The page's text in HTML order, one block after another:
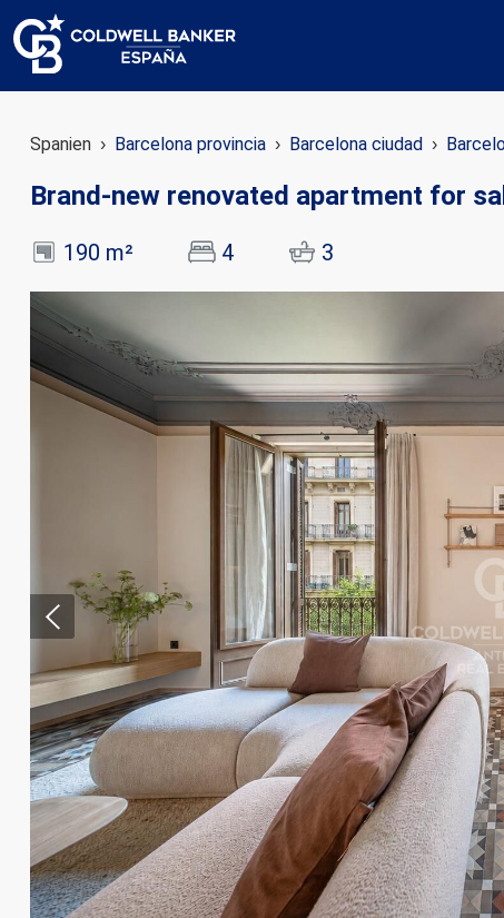
Spanien Barcelona provincia Barcelona ciudad
Brand-new renovated apartment for
190 m² 4 3
Diese